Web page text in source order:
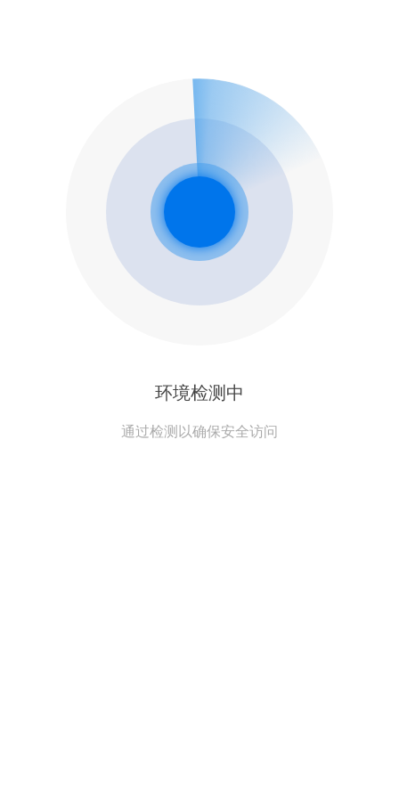
环境检测中
通过检测以确保安全访问